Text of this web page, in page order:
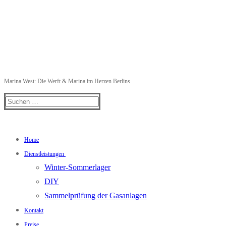
Marina West: Die Werft & Marina im Herzen Berlins
Suchen
Home
Dienstleistungen
Winter-Sommerlager
DIY
Sammelprüfung der Gasanlagen
Kontakt